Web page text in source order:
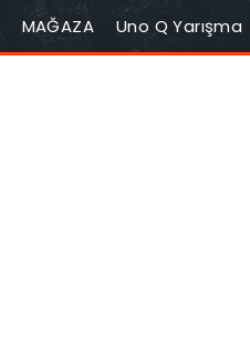
MAĞAZA Uno Q Yarışma